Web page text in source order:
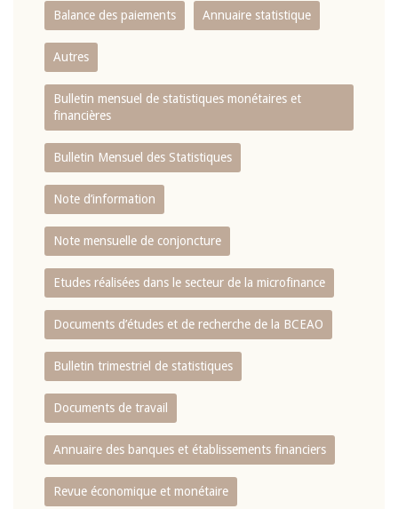
Balance des paiements Annuaire statistique
Autres
Bulletin mensuel de statistiques monétaires et
financières
Bulletin Mensuel des Statistiques
Note d’information
Note mensuelle de conjoncture
Etudes réalisées dans le secteur de la microfinance
Documents d’études et de recherche de la BCEAO
Bulletin trimestriel de statistiques
Documents de travail
Annuaire des banques et établissements financiers
Revue économique et monétaire